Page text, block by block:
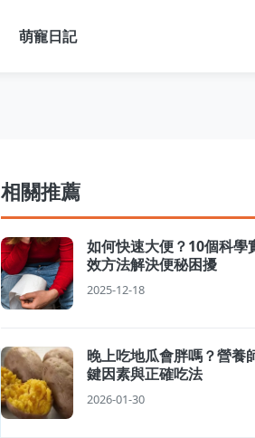
萌寵日記
相關推薦
如何快速大便？10個科學
效方法解決便秘困擾
2025-12-18
晚上吃地瓜會胖嗎？營養
鍵因素與正確吃法
2026-01-30